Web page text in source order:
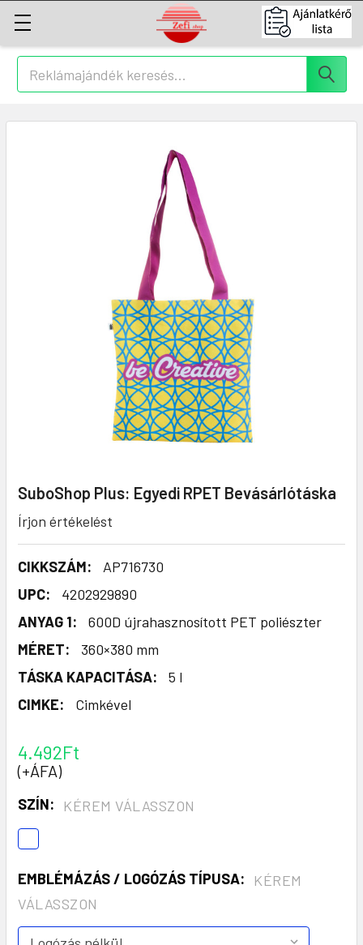
Keresés
SuboShop Plus: Egyedi RPET Bevásárlótáska
Írjon értékelést
CIKKSZÁM:
AP716730
UPC:
4202929890
ANYAG 1:
600D újrahasznosított PET poliészter
MÉRET:
360×380 mm
TÁSKA KAPACITÁSA:
5 l
CIMKE:
Cimkével
4.492Ft
(+ÁFA)
SZÍN: KÉREM VÁLASSZON
EMBLÉMÁZÁS / LOGÓZÁS TÍPUSA:
KÉREM
VÁLASSZON